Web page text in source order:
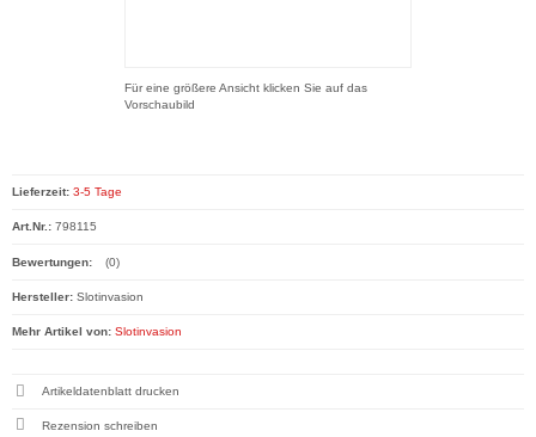
Für eine größere Ansicht klicken Sie auf das
Vorschaubild
Lieferzeit: 3-5 Tage
Art.Nr.: 798115
Bewertungen: (0)
Hersteller: Slotinvasion
Mehr Artikel von: Slotinvasion
Artikeldatenblatt drucken
Rezension schreiben